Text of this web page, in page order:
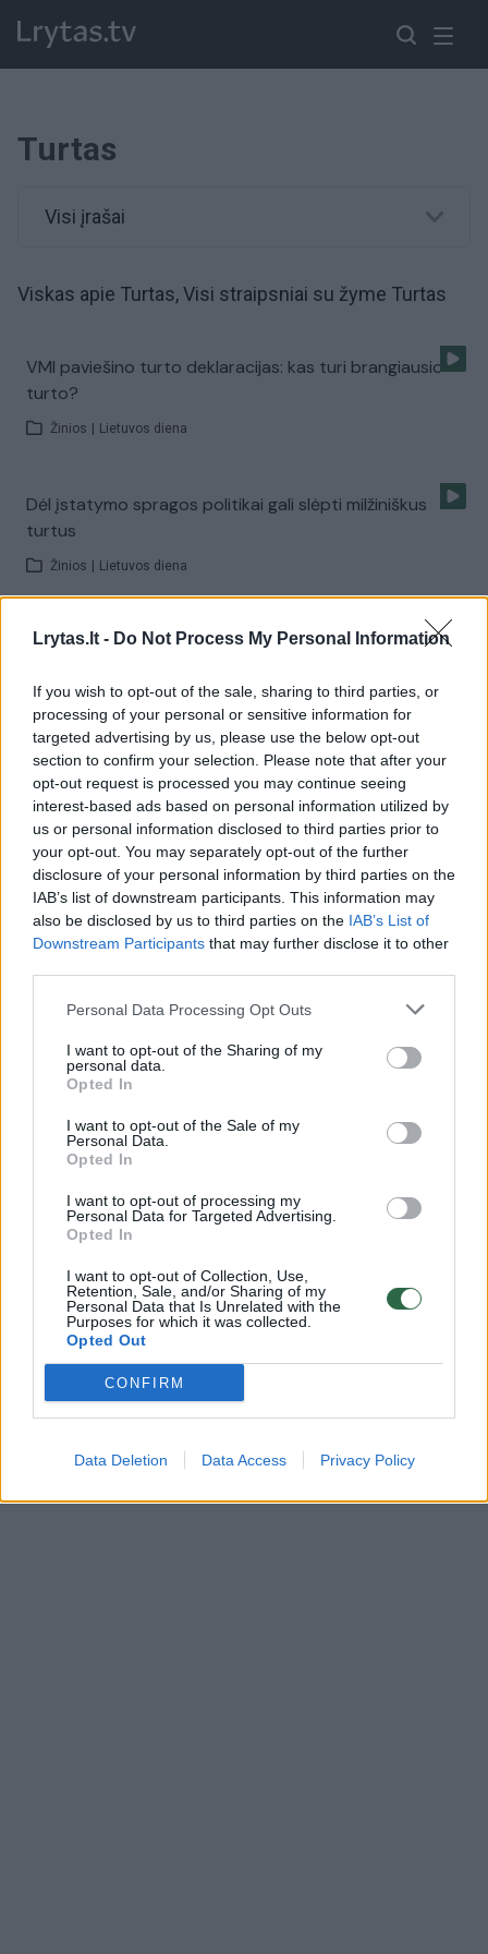
Lrytas.lt - Do Not Process My Personal Information
If you wish to opt-out of the sale, sharing to third parties, or
processing of your personal or sensitive information for
targeted advertising by us, please use the below opt-out
section to confirm your selection. Please note that after your
opt-out request is processed you may continue seeing
interest-based ads based on personal information utilized by
us or personal information disclosed to third parties prior to
your opt-out. You may separately opt-out of the further
disclosure of your personal information by third parties on the
IAB’s list of downstream participants. This information may
also be disclosed by us to third parties on the IAB’s List of
Downstream Participants that may further disclose it to other
Personal Data Processing Opt Outs
I want to opt-out of the Sharing of my
personal data.
Opted In
I want to opt-out of the Sale of my
Personal Data.
Opted In
I want to opt-out of processing my
Personal Data for Targeted Advertising.
Opted In
I want to opt-out of Collection, Use,
Retention, Sale, and/or Sharing of my
Personal Data that Is Unrelated with the
Purposes for which it was collected.
Opted Out
CONFIRM
Data Deletion Data Access Privacy Policy
Turtas
Visi įrašai
Viskas apie Turtas, Visi straipsniai su žyme Turtas
VMI paviešino turto deklaracijas: kas turi brangiausio
turto?
Žinios Lietuvos diena
Dėl įstatymo spragos politikai gali slėpti milžiniškus
turtus
Žinios Lietuvos diena
V. Putino turtai – pavydėti gali net Saudo Arabijos
Pasaulis
Vagys apšvarino Seimo nario Kęstučio Masiulio namus
Žinios | Kriminalai
Šilutiškių planas: namą griaus, o valstybę nuskurdins
milijonais
Žinios | Lietuvos diena
dolerių
Žinios | Pasaulis
Pakeista parceliuoti valstybės turtą bandžiusios
įmonės valdyba
Žinios | Lietuvos diena
Brangenybių dėžutė bendro naudojimo elektros
šachtoje (II)
Laidos | Patriotai
1 2 3